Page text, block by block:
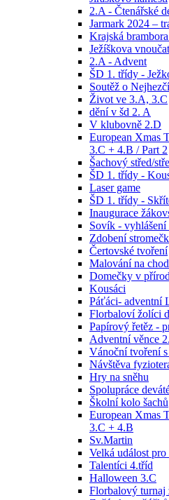
2.A - Čtenářské
Jarmark 2024 –
Krajská
Ježíškova
2.A - Advent
ŠD 1. třídy -
Soutěž o
Život ve 3.A, 3.C
dění v šd 2. A
V klubovně 2.D
European Xmas
3.C + 4.B / Part 2
Šachový střed/
ŠD 1. třídy -
Laser game
ŠD 1. třídy -
Inaugurace
Sovík -
Zdobení
Čertovské tvoření
Malování na
Domečky v
Kousáci
Páťáci- adventní
Florbaloví žolíci
Papírový řetěz -
Adventní věnce
Vánoční tvoření
Návštěva
Hry na sněhu
Spolupráce
Školní kolo šachů
European Xmas
3.C + 4.B
Sv.Martin
Velká událost
Talentíci 4.tříd
Halloween 3.C
Florbalový turnaj